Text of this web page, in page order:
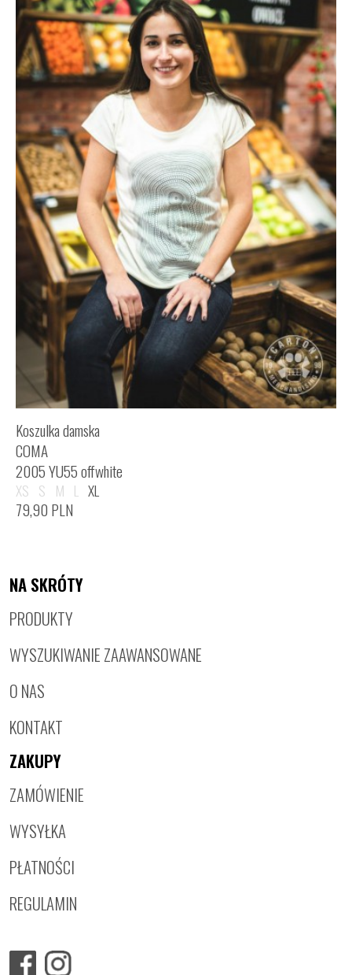
Koszulka damska
COMA
2005 YU55 offwhite
XS S M L XL
79,90 PLN
NA SKRÓTY
PRODUKTY
WYSZUKIWANIE ZAAWANSOWANE
O NAS
KONTAKT
ZAKUPY
ZAMÓWIENIE
WYSYŁKA
PŁATNOŚCI
REGULAMIN